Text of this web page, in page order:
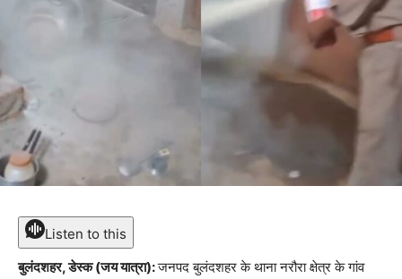
Listen to this
बुलंदशहर, डेस्क (जय यात्रा):जनपद बुलंदशहर के थाना नरौरा क्षेत्र के गांव